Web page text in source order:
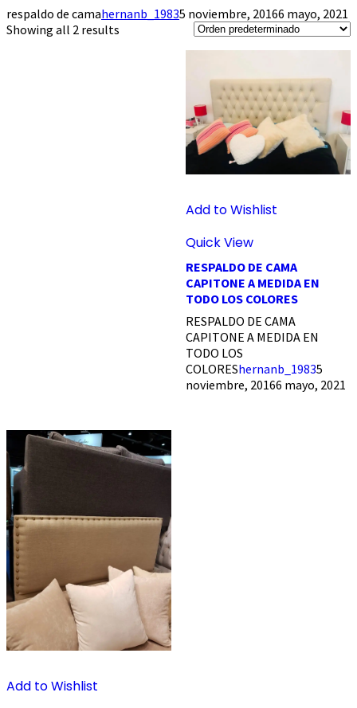
respaldo de camahernanb_19835 noviembre, 20166 mayo, 2021
Showing all 2 results
Add to Wishlist
Quick View
RESPALDO DE CAMA
CAPITONE A MEDIDA EN
TODO LOS COLORES
RESPALDO DE CAMA
CAPITONE A MEDIDA EN
TODO LOS
COLOREShernanb_19835
noviembre, 20166 mayo, 2021
Add to Wishlist